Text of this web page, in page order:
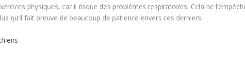
physiques, car il risque des problèmes respiratoires. Cela ne
qu’il fait preuve de beaucoup de patience envers ces derniers.